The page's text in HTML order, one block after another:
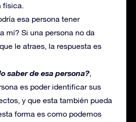
física.
esa persona tener
mí? Si una persona no da
le atraes, la respuesta es
saber de esa persona?,
es poder identificar sus
y que esta también pueda
forma es como podemos